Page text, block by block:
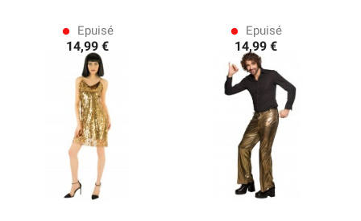
lens Epuisé
14,99 €
lens Epuisé
14,99 €